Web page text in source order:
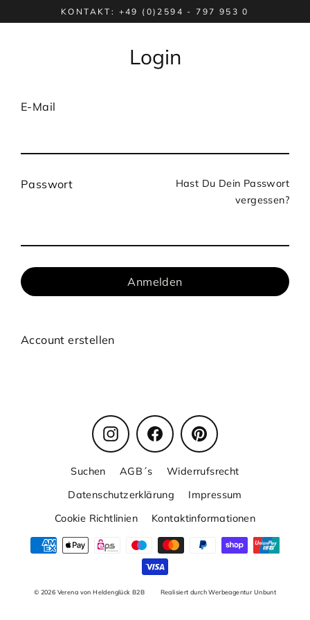
zum
KONTAKT: +49 (0)2594 - 797 953 0
Login
E-Mail
Passwort
Hast Du Dein Passwort
vergessen?
Anmelden
Account erstellen
InstagramFacebookPinterest
Suchen AGB´s
Widerrufsrecht
Datenschutzerklärung
Impressum
Cookie Richtlinien
Kontaktinformationen
© 2026 Verena von Heldenglück B2B Realisiert durch Werbeagentur Unbunt